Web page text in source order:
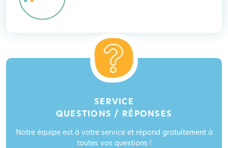
SERVICE
QUESTIONS / RÉPONSES
Notre équipe est à votre service et répond gratuitement à
toutes vos questions !